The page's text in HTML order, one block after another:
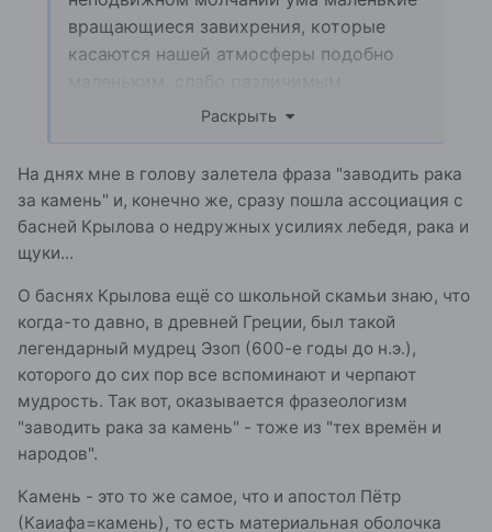
вращающиеся завихрения, которые
касаются нашей атмосферы подобно
вибрациям, притягивающим наше
ним, чтобы "увидеть, что это такое", т.е.
если мы позволяем одному из этих
завихрений войти в нас, то внезапно
периферии нашего существа, есть
мысль в своей чистой форме или,
скорее, ментальная вибрация,
существовавшая перед тем, как
незаметно войти в нас и появиться
затем на поверхности нашего существа,
приняв личную форму и давая нам
право торжественно заявить: "Это –
моя мысль".
Раскрыть
На днях мне в голову залетела фраза "заводить рака
за камень" и, конечно же, сразу пошла ассоциация с
басней Крылова о недружных усилиях лебедя, рака и
щуки...
О баснях Крылова ещё со школьной скамьи знаю, что
когда-то давно, в древней Греции, был такой
легендарный мудрец Эзоп (600-е годы до н.э.),
которого до сих пор все вспоминают и черпают
мудрость. Так вот, оказывается фразеологизм
"заводить рака за камень" - тоже из "тех времён и
народов".
Камень - это то же самое, что и апостол Пётр
(Каиафа=камень), то есть материальная оболочка